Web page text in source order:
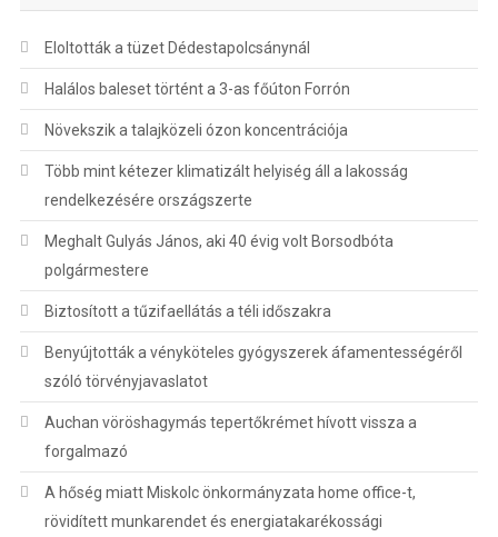
Eloltották a tüzet Dédestapolcsánynál
Halálos baleset történt a 3-as főúton Forrón
Növekszik a talajközeli ózon koncentrációja
Több mint kétezer klimatizált helyiség áll a lakosság
rendelkezésére országszerte
Meghalt Gulyás János, aki 40 évig volt Borsodbóta
polgármestere
Biztosított a tűzifaellátás a téli időszakra
Benyújtották a vényköteles gyógyszerek áfamentességéről
szóló törvényjavaslatot
Auchan vöröshagymás tepertőkrémet hívott vissza a
forgalmazó
A hőség miatt Miskolc önkormányzata home office-t,
rövidített munkarendet és energiatakarékossági